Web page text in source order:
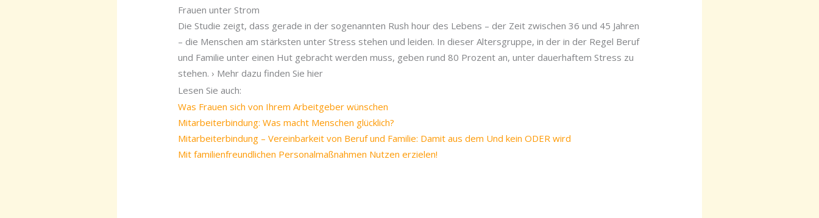
Frauen unter Strom
Die Studie zeigt, dass gerade in der sogenannten Rush hour des Lebens – der Zeit zwischen 36 und 45 Jahren
– die Menschen am stärksten unter Stress stehen und leiden. In dieser Altersgruppe, in der in der Regel Beruf
und Familie unter einen Hut gebracht werden muss, geben rund 80 Prozent an, unter dauerhaftem Stress zu
stehen. › Mehr dazu finden Sie hier
Lesen Sie auch:
Was Frauen sich von Ihrem Arbeitgeber wünschen
Mitarbeiterbindung: Was macht Menschen glücklich?
Mitarbeiterbindung – Vereinbarkeit von Beruf und Familie: Damit aus dem Und kein ODER wird
Mit familienfreundlichen Personalmaßnahmen Nutzen erzielen!